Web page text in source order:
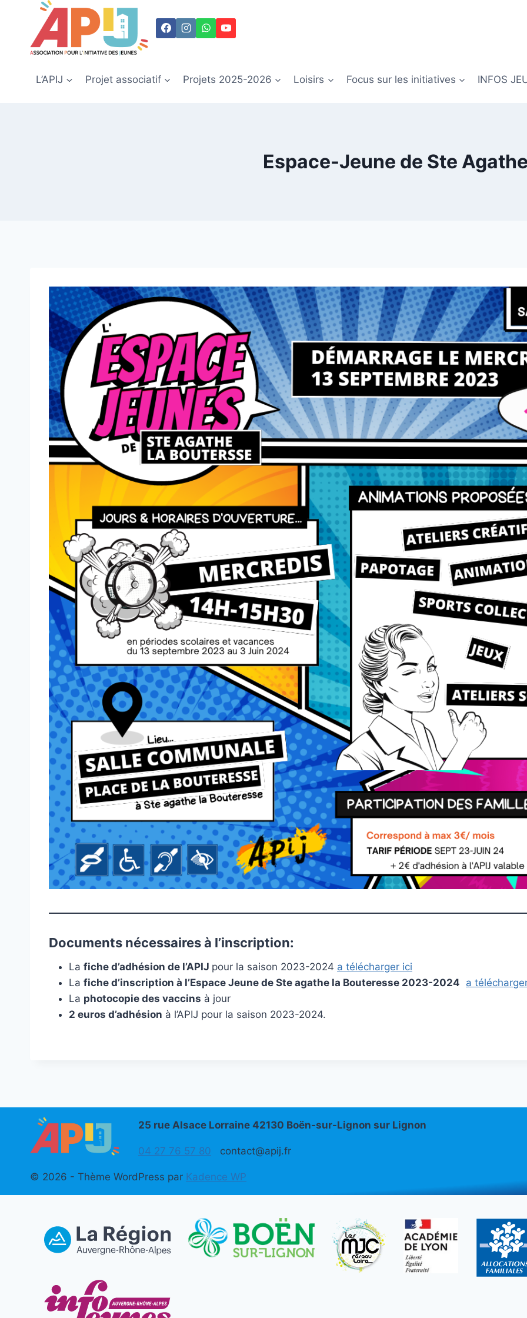
contenu
L’APIJ Projet associatif Projets 2025-2026 Loisirs Focus sur les initiatives INFOS
Espace-Jeune de Ste
Documents nécessaires à l’inscription:
La fiche d’adhésion de l’APIJ pour la saison 2023-2024 a télécharger ici
La fiche d’inscription à l’Espace Jeune de Ste agathe la Bouteresse 2023-2024 a
La photocopie des vaccins à jour
2 euros d’adhésion à l’APIJ pour la saison 2023-2024.
25 rue Alsace Lorraine 42130 Boën-sur-Lignon sur Lignon
04 27 76 57 80 contact@apij.fr
© 2026 - Thème WordPress par Kadence WP